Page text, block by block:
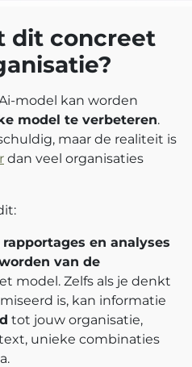
dit concreet
model kan worden
model te verbeteren.
maar de realiteit is
dan veel organisaties
en analyses
van de
model. Zelfs als je denkt
is, kan informatie
tot jouw organisatie,
unieke combinaties